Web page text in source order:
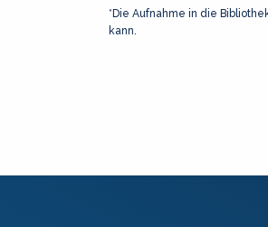
*Die Aufnahme in die
kann.